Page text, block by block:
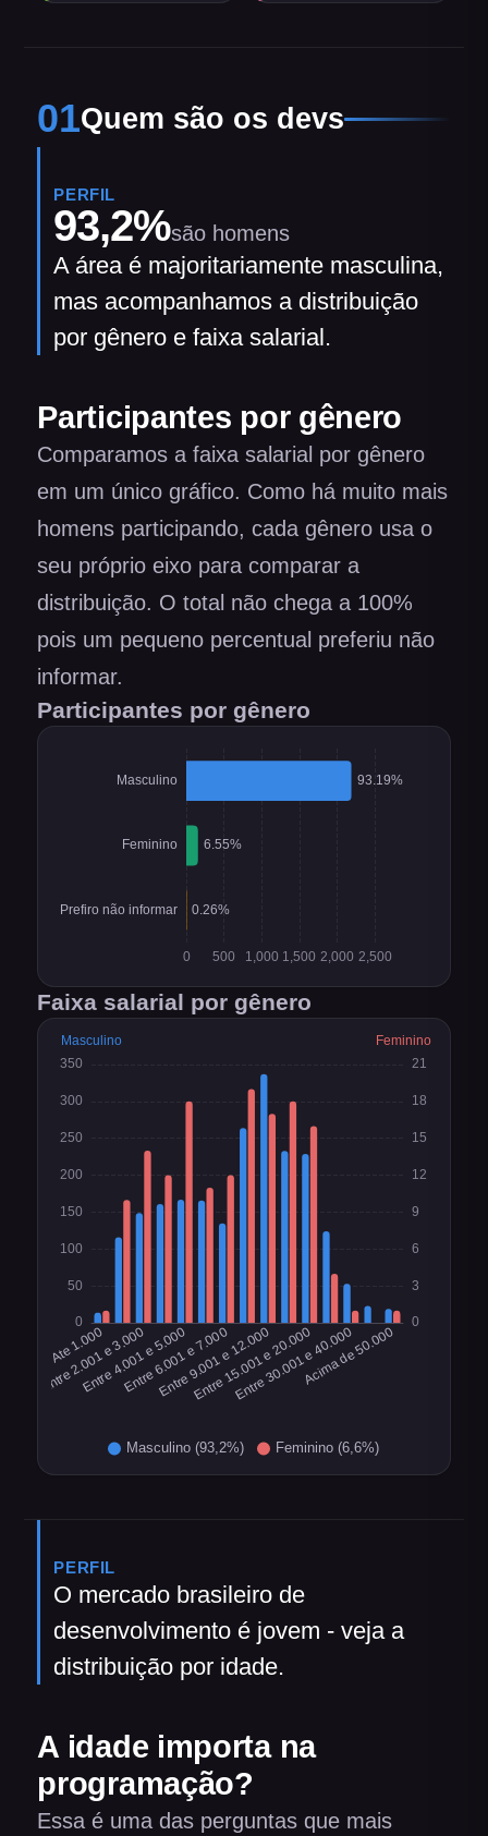
01Quem são os devs
PERFIL
93,2%são homens
A área é majoritariamente masculina,
mas acompanhamos a distribuição
por gênero e faixa salarial.
Participantes por gênero
Comparamos a faixa salarial por gênero
em um único gráfico. Como há muito mais
homens participando, cada gênero usa o
seu próprio eixo para comparar a
distribuição. O total não chega a 100%
pois um pequeno percentual preferiu não
informar.
Participantes por gênero
Faixa salarial por gênero
PERFIL
O mercado brasileiro de
desenvolvimento é jovem - veja a
distribuição por idade.
A idade importa na
programação?
Essa é uma das perguntas que mais